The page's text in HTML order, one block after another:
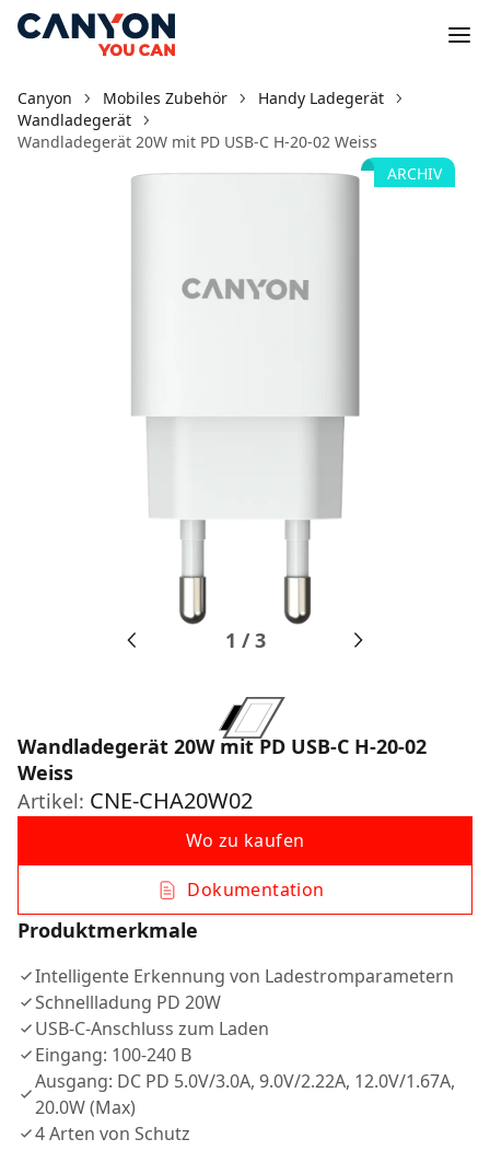
Canyon Mobiles Zubehör
Handy Ladegerät
Wandladegerät
Wandladegerät 20W mit PD USB-C H-20-02 Weiss
ARCHIV
1 /3
Wandladegerät 20W mit PD USB-C H-20-02
Weiss
Artikel: CNE-CHA20W02
Wo zu kaufen
Dokumentation
Produktmerkmale
Intelligente Erkennung von Ladestromparametern
Schnellladung PD 20W
USB-C-Anschluss zum Laden
Eingang: 100-240 В
Ausgang: DC PD 5.0V/3.0A, 9.0V/2.22A, 12.0V/1.67A,
20.0W (Max)
4 Arten von Schutz